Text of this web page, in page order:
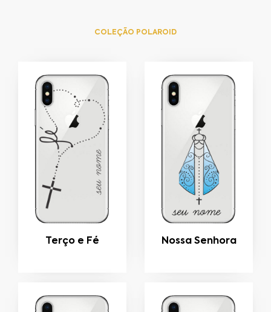
COLEÇÃO POLAROID
Terço e Fé Nossa Senhora